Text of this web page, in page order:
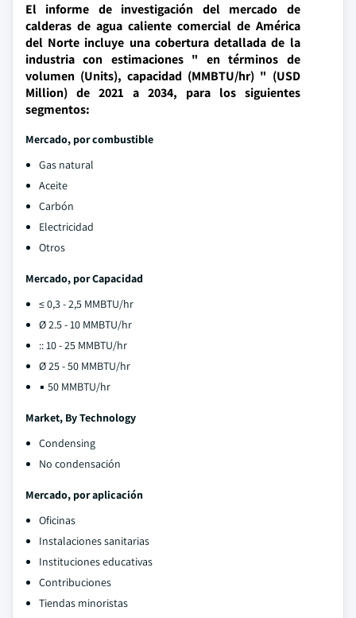
El informe de investigación del mercado de
calderas de agua caliente comercial de América
del Norte incluye una cobertura detallada de la
industria con estimaciones " en términos de
volumen (Units), capacidad (MMBTU/hr) " (USD
Million) de 2021 a 2034, para los siguientes
segmentos:
Mercado, por combustible
Gas natural
Aceite
Carbón
Electricidad
Otros
Mercado, por Capacidad
≤ 0,3 - 2,5 MMBTU/hr
Ø 2.5 - 10 MMBTU/hr
:: 10 - 25 MMBTU/hr
Ø 25 - 50 MMBTU/hr
▪ 50 MMBTU/hr
Market, By Technology
Condensing
No condensación
Mercado, por aplicación
Oficinas
Instalaciones sanitarias
Instituciones educativas
Contribuciones
Tiendas minoristas